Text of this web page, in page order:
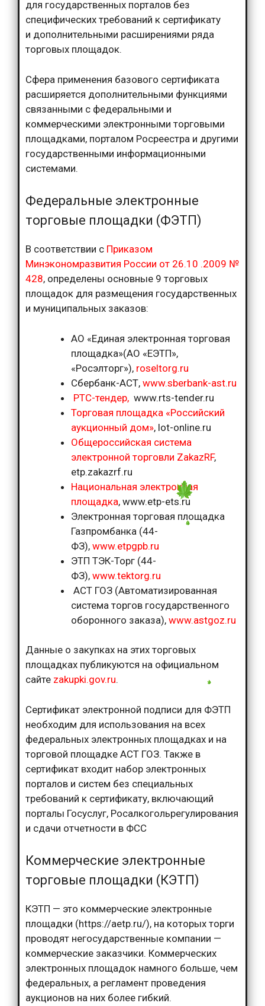
для государственных порталов без
специфических требований к сертификату
и дополнительными расширениями ряда
торговых площадок.
Сфера применения базового сертификата
расширяется дополнительными функциями
связанными с федеральными и
коммерческими электронными торговыми
площадками, порталом Росреестра и другими
государственными информационными
системами.
Федеральные электронные
торговые площадки (ФЭТП)
В соответствии с Приказом
Минэкономразвития России от 26.10 .2009 №
428, определены основные 9 торговых
площадок для размещения государственных
и муниципальных заказов:
АО «Единая электронная торговая
площадка»(АО «ЕЭТП»,
«Росэлторг»), roseltorg.ru
Сбербанк-АСТ, www.sberbank-ast.ru
РТС-тендер, www.rts-tender.ru
Торговая площадка «Российский
аукционный дом», lot-online.ru
Общероссийская система
электронной торговли ZakazRF,
etp.zakazrf.ru
Национальная электронная
площадка, www.etp-ets.ru
Электронная торговая площадка
Газпромбанка (44-
ФЗ), www.etpgpb.ru
ЭТП ТЭК-Торг (44-
ФЗ), www.tektorg.ru
АСТ ГОЗ (Автоматизированная
система торгов государственного
оборонного заказа), www.astgoz.ru
Данные о закупках на этих торговых
площадках публикуются на официальном
сайте zakupki.gov.ru.
Сертификат электронной подписи для ФЭТП
необходим для использования на всех
федеральных электронных площадках и на
торговой площадке АСТ ГОЗ. Также в
сертификат входит набор электронных
порталов и систем без специальных
требований к сертификату, включающий
порталы Госуслуг, Росалкогольрегулирования
и сдачи отчетности в ФСС
Коммерческие электронные
торговые площадки (КЭТП)
КЭТП — это коммерческие электронные
площадки (https://aetp.ru/), на которых торги
проводят негосударственные компании —
коммерческие заказчики. Коммерческих
электронных площадок намного больше, чем
федеральных, а регламент проведения
аукционов на них более гибкий.